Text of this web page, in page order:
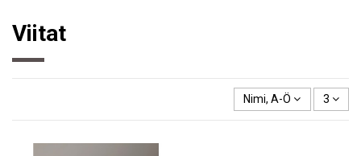
Viitat
Nimi, A-Ö 3